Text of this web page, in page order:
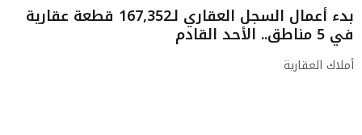
بدء أعمال السجل العقاري لـ167,352 قطعة عقارية
في 5 مناطق.. الأحد القادم
أملاك العقارية